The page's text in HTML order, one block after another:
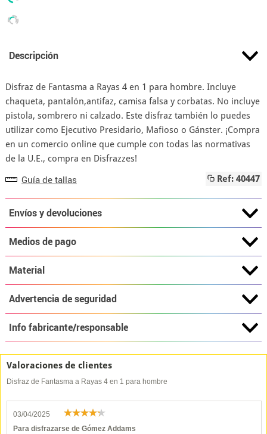
Descripción
Disfraz de Fantasma a Rayas 4 en 1 para hombre. Incluye
chaqueta, pantalón,antifaz, camisa falsa y corbatas. No incluye
pistola, sombrero ni calzado. Este disfraz también lo puedes
utilizar como Ejecutivo Presidario, Mafioso o Gánster. ¡Compra
en un comercio online que cumple con todas las normativas
de la U.E., compra en Disfrazzes!
Guía de tallas Ref: 40447
Envíos y devoluciones
Medios de pago
Material
Advertencia de seguridad
Info fabricante/responsable
Valoraciones de clientes
Disfraz de Fantasma a Rayas 4 en 1 para hombre
03/04/2025
Para disfrazarse de Gómez Addams